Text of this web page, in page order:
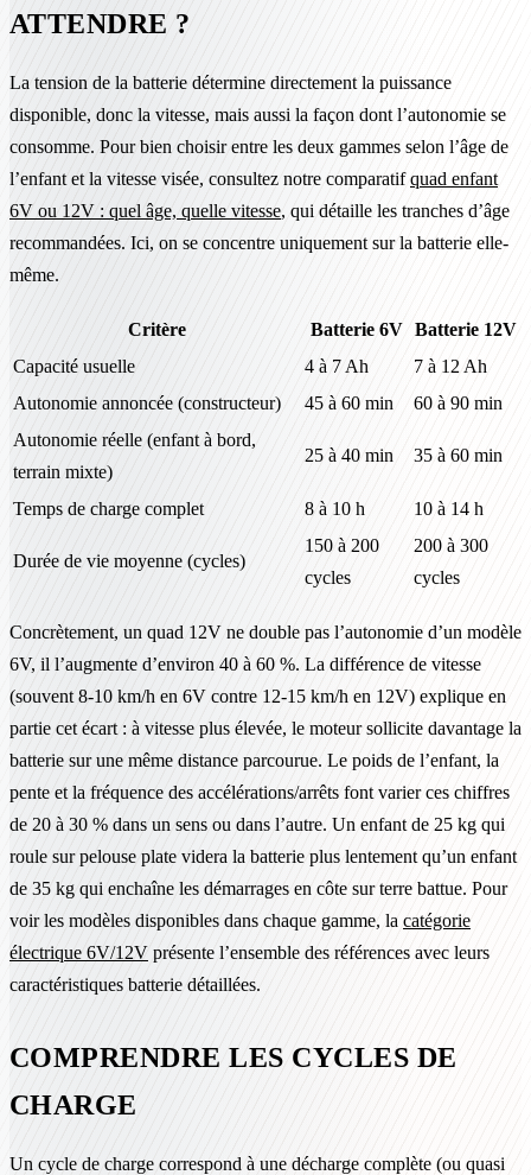
ATTENDRE ?
La tension de la batterie détermine directement la puissance
disponible, donc la vitesse, mais aussi la façon dont l’autonomie se
consomme. Pour bien choisir entre les deux gammes selon l’âge de
l’enfant et la vitesse visée, consultez notre comparatifquad enfant
6V ou 12V : quel âge, quelle vitesse, qui détaille les tranches d’âge
recommandées. Ici, on se concentre uniquement sur la batterie elle-
même.
Critère Batterie 6V Batterie 12V
Capacité usuelle
4 à 7 Ah
7 à 12 Ah
Autonomie annoncée (constructeur)
45 à 60 min
60 à 90 min
Autonomie réelle (enfant à bord,
terrain mixte)
25 à 40 min 35 à 60 min
Temps de charge complet 8 à 10 h 10 à 14 h
Durée de vie moyenne (cycles)
150 à 200
cycles
200 à 300
cycles
Concrètement, un quad 12V ne double pas l’autonomie d’un modèle
6V, il l’augmente d’environ 40 à 60 %. La différence de vitesse
(souvent 8-10 km/h en 6V contre 12-15 km/h en 12V) explique en
partie cet écart : à vitesse plus élevée, le moteur sollicite davantage la
batterie sur une même distance parcourue. Le poids de l’enfant, la
pente et la fréquence des accélérations/arrêts font varier ces chiffres
de 20 à 30 % dans un sens ou dans l’autre. Un enfant de 25 kg qui
roule sur pelouse plate videra la batterie plus lentement qu’un enfant
de 35 kg qui enchaîne les démarrages en côte sur terre battue. Pour
voir les modèles disponibles dans chaque gamme, la catégorie
électrique 6V/12V présente l’ensemble des références avec leurs
caractéristiques batterie détaillées.
COMPRENDRE LES CYCLES DE
CHARGE
Un cycle de charge correspond à une décharge complète (ou quasi